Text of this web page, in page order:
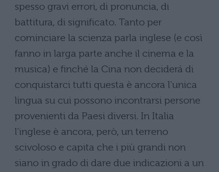
spesso gravi errori, di pronuncia, di
battitura, di significato. Tanto per
cominciare la scienza parla inglese (e così
fanno in larga parte anche il cinema e la
musica) e finché la Cina non deciderá di
conquistarci tutti questa è ancora l'unica
lingua su cui possono incontrarsi persone
provenienti da Paesi diversi. In Italia
l'inglese è ancora, però, un terreno
scivoloso e capita che i più grandi non
siano in grado di dare due indicazioni a un